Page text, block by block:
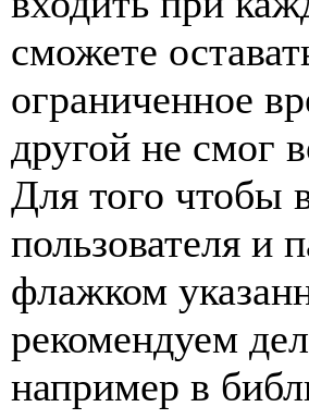
сможете
ограниченное
другой не смог
Для того чтобы
пользователя и
флажком
рекомендуем
например в